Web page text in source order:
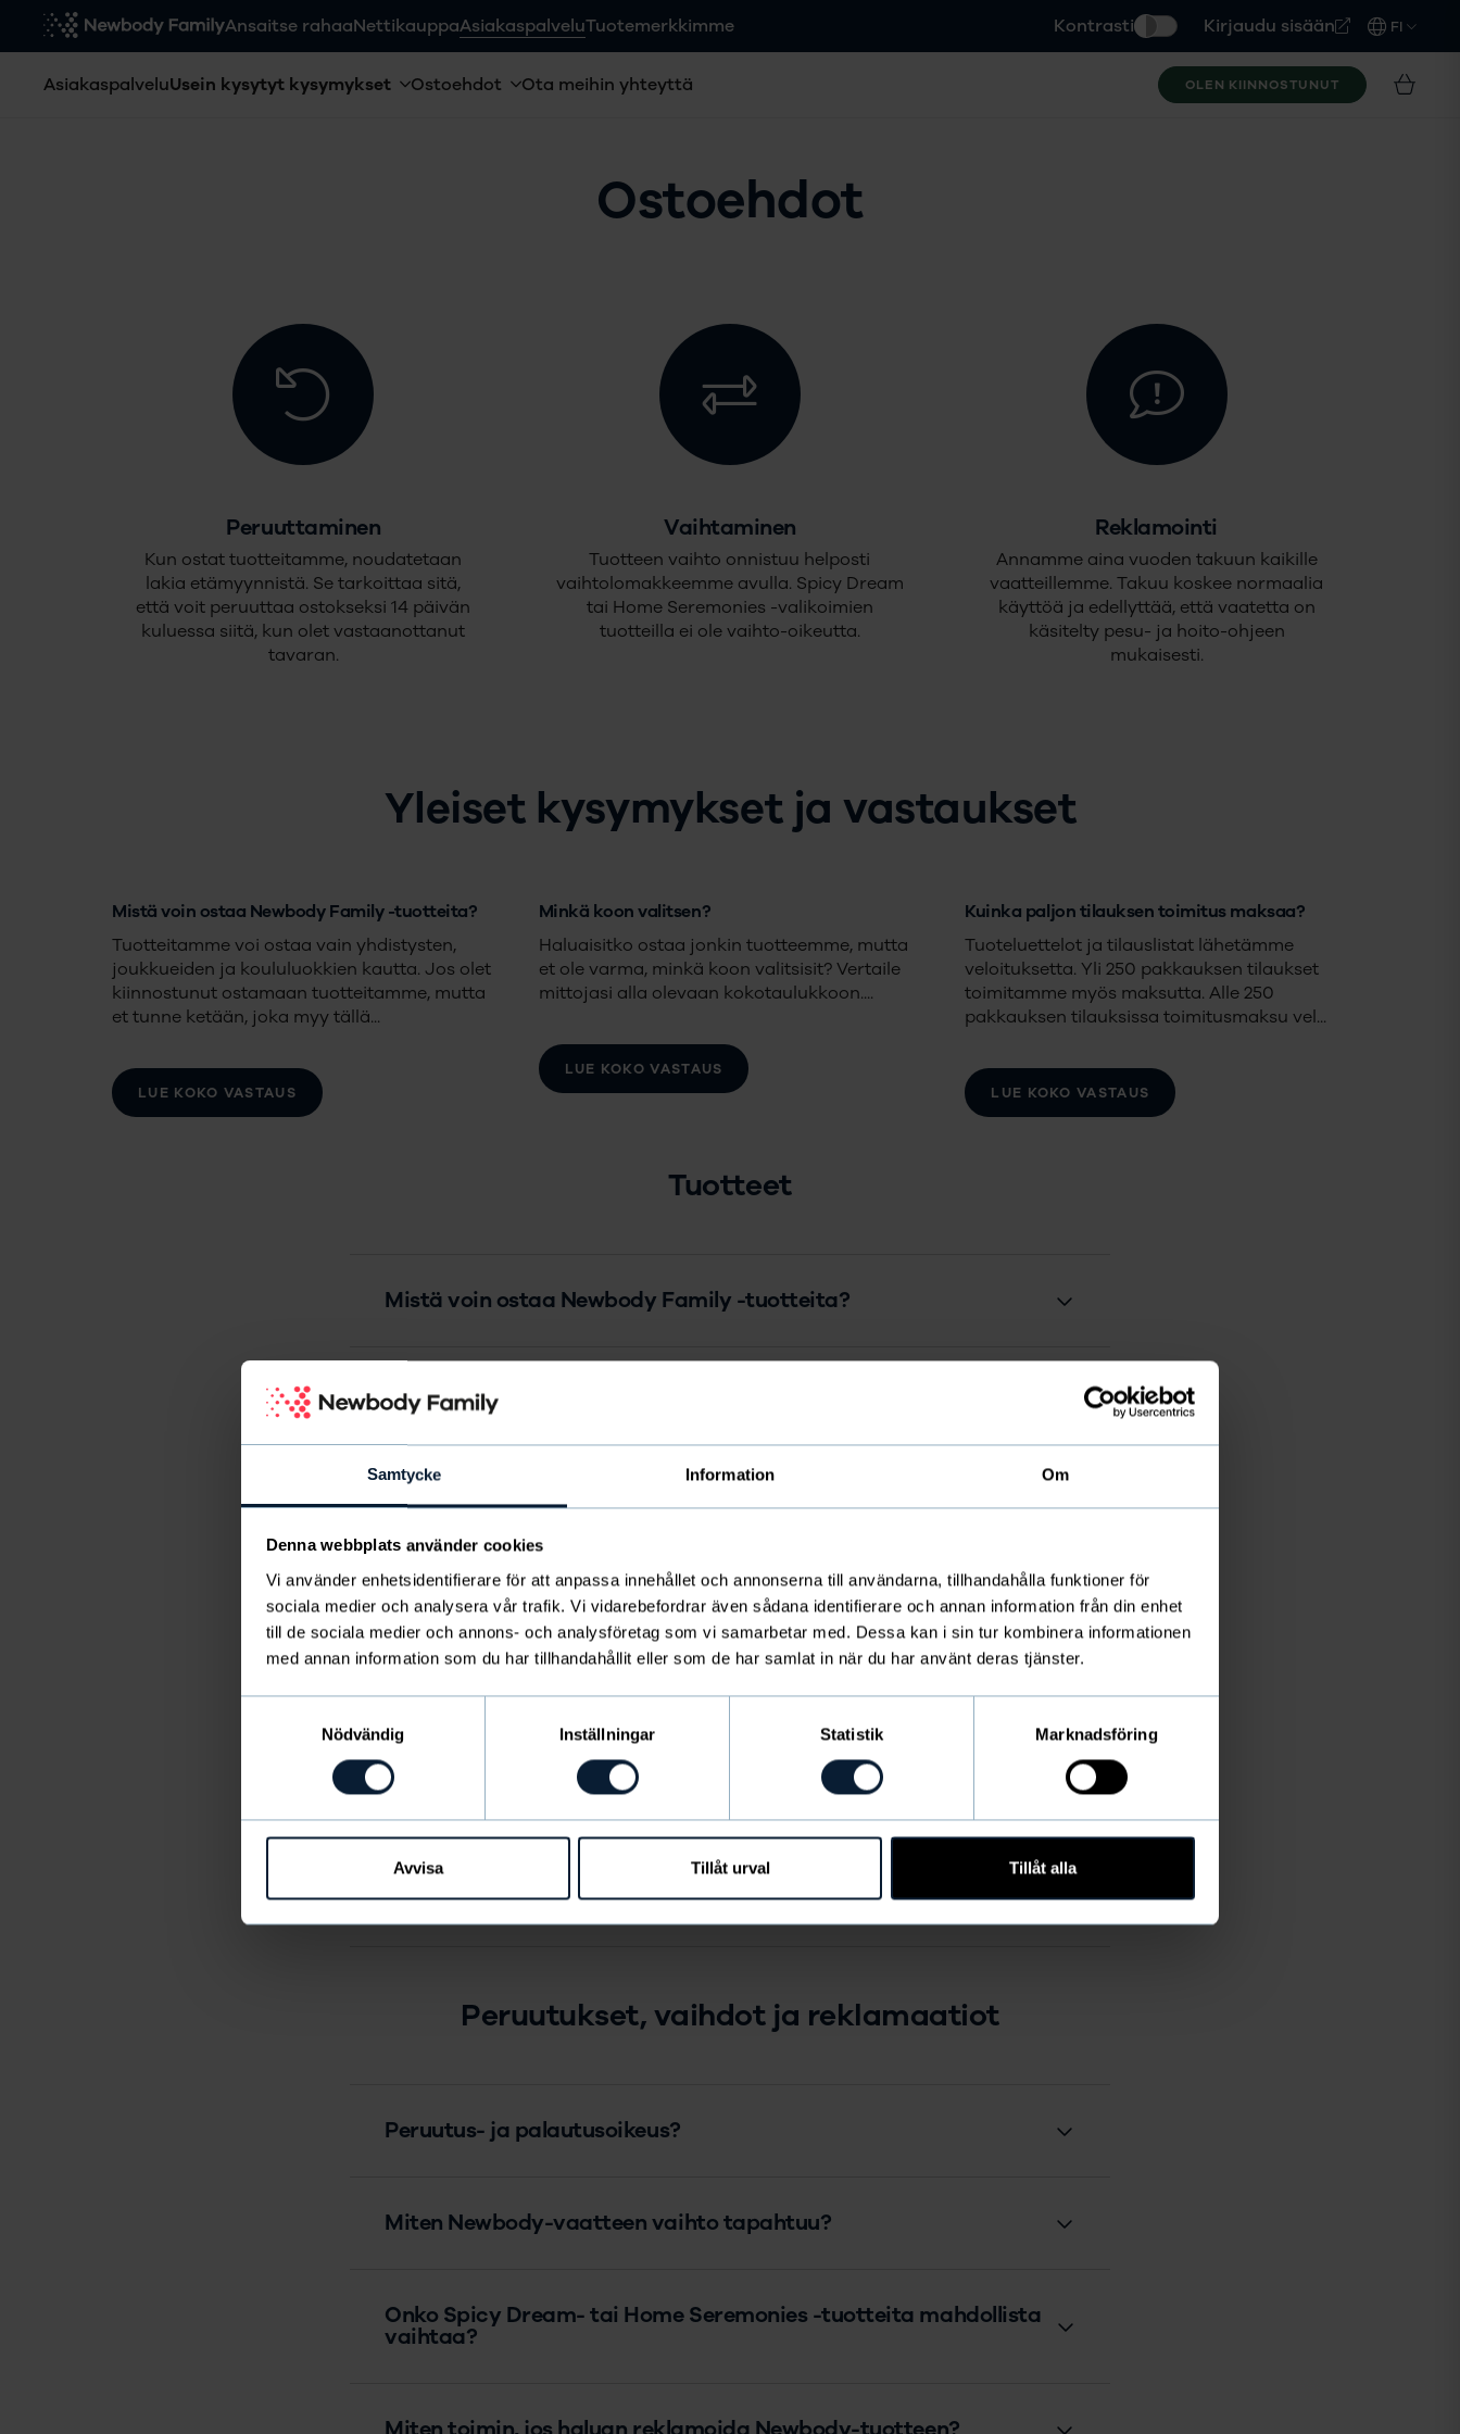
Samtycke Information Om
Denna webbplats använder cookies
Vi använder enhetsidentifierare för att anpassa innehållet och annonserna till användarna, tillhandahålla funktioner för
sociala medier och analysera vår trafik. Vi vidarebefordrar även sådana identifierare och annan information från din enhet
till de sociala medier och annons- och analysföretag som vi samarbetar med. Dessa kan i sin tur kombinera informationen
med annan information som du har tillhandahållit eller som de har samlat in när du har använt deras tjänster.
Nödvändig
Inställningar Statistik Marknadsföring
Avvisa Tillåt urval Tillåt alla
Ansaitse rahaaNettikauppaAsiakaspalveluTuotemerkkimme Kontrasti Kirjaudu sisään FI
AsiakaspalveluUsein kysytyt kysymykset Ostoehdot Ota meihin yhteyttä OLEN KIINNOSTUNUT
Ostoehdot
Peruuttaminen
Kun ostat tuotteitamme, noudatetaan
lakia etämyynnistä. Se tarkoittaa sitä,
että voit peruuttaa ostokseksi 14 päivän
kuluessa siitä, kun olet vastaanottanut
tavaran.
Vaihtaminen
Tuotteen vaihto onnistuu helposti
vaihtolomakkeemme avulla. Spicy Dream
tai Home Seremonies -valikoimien
tuotteilla ei ole vaihto-oikeutta.
Reklamointi
Annamme aina vuoden takuun kaikille
vaatteillemme. Takuu koskee normaalia
käyttöä ja edellyttää, että vaatetta on
käsitelty pesu- ja hoito-ohjeen
mukaisesti.
Yleiset kysymykset ja vastaukset
Mistä voin ostaa Newbody Family -tuotteita?
Tuotteitamme voi ostaa vain yhdistysten,
joukkueiden ja koululuokkien kautta. Jos olet
kiinnostunut ostamaan tuotteitamme, mutta
et tunne ketään, joka myy tällä...
LUE KOKO VASTAUS
Minkä koon valitsen?
Haluaisitko ostaa jonkin tuotteemme, mutta
et ole varma, minkä koon valitsisit? Vertaile
mittojasi alla olevaan kokotaulukkoon....
LUE KOKO VASTAUS
Kuinka paljon tilauksen toimitus maksaa?
Tuoteluettelot ja tilauslistat lähetämme
veloituksetta. Yli 250 pakkauksen tilaukset
toimitamme myös maksutta. Alle 250
pakkauksen tilauksissa toimitusmaksu vel...
LUE KOKO VASTAUS
Tuotteet
Mistä voin ostaa Newbody Family -tuotteita?
Miksi kokoani, valitsemaani tuotetta tai väriä ei ole saatavilla?
Minkä koon valitsen?
Toimitus ja toimitustavat
Kuinka pitkä toimitusaika on?
Peruutukset, vaihdot ja reklamaatiot
Peruutus- ja palautusoikeus?
Miten Newbody-vaatteen vaihto tapahtuu?
Onko Spicy Dream- tai Home Seremonies -tuotteita mahdollista
vaihtaa?